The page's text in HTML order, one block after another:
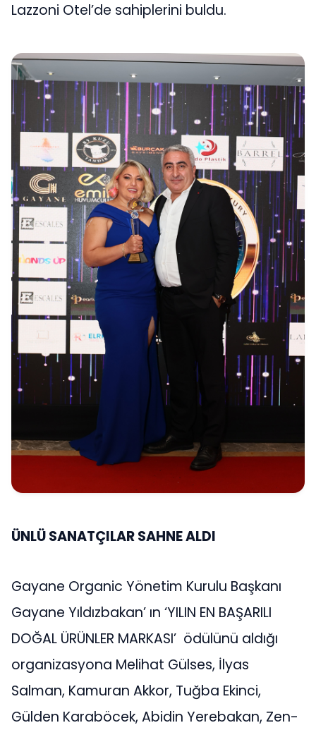
Lazzoni Otel’de sahiplerini buldu.
ÜNLÜ SANATÇILAR SAHNE ALDI
Gayane Organic Yönetim Kurulu Başkanı
Gayane Yıldızbakan’ ın ‘YILIN EN BAŞARILI
DOĞAL ÜRÜNLER MARKASI’ ödülünü aldığı
organizasyona Melihat Gülses, İlyas
Salman, Kamuran Akkor, Tuğba Ekinci,
Gülden Karaböcek, Abidin Yerebakan, Zen-